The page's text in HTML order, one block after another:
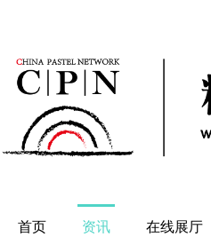
首页 资讯 在线展厅